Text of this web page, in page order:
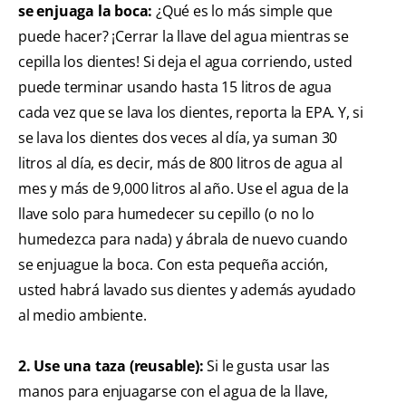
se enjuaga la boca: ¿Qué es lo más simple que
puede hacer? ¡Cerrar la llave del agua mientras se
cepilla los dientes! Si deja el agua corriendo, usted
puede terminar usando hasta 15 litros de agua
cada vez que se lava los dientes, reporta la EPA. Y, si
se lava los dientes dos veces al día, ya suman 30
litros al día, es decir, más de 800 litros de agua al
mes y más de 9,000 litros al año. Use el agua de la
llave solo para humedecer su cepillo (o no lo
humedezca para nada) y ábrala de nuevo cuando
se enjuague la boca. Con esta pequeña acción,
usted habrá lavado sus dientes y además ayudado
al medio ambiente.
2. Use una taza (reusable):Si le gusta usar las
manos para enjuagarse con el agua de la llave,